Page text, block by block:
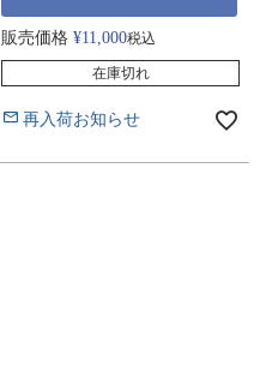
販売価格 ¥11,000税込
在庫切れ
再入荷お知らせ